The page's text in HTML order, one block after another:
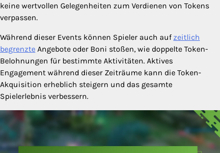
keine wertvollen Gelegenheiten zum Verdienen von Tokens
verpassen.
Während dieser Events können Spieler auch auf zeitlich
begrenzte Angebote oder Boni stoßen, wie doppelte Token-
Belohnungen für bestimmte Aktivitäten. Aktives
Engagement während dieser Zeiträume kann die Token-
Akquisition erheblich steigern und das gesamte
Spielerlebnis verbessern.